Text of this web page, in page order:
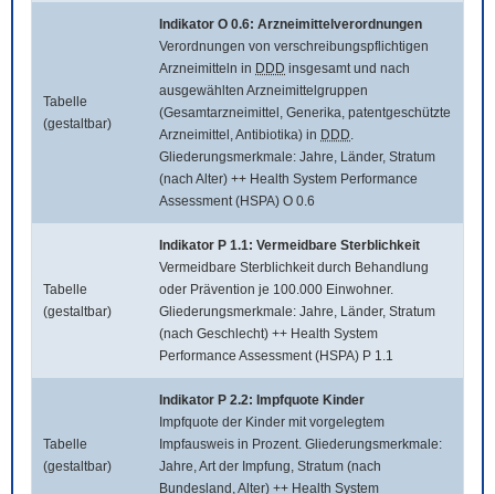
Tabelle
(gestaltbar)
Indikator O 0.6: Arzneimittelverordnungen
Verordnungen von verschreibungspflichtigen
Arzneimitteln in DDD insgesamt und nach
ausgewählten Arzneimittelgruppen
(Gesamtarzneimittel, Generika, patentgeschützte
Arzneimittel, Antibiotika) in DDD.
Gliederungsmerkmale: Jahre, Länder, Stratum
(nach Alter) ++ Health System Performance
Assessment (HSPA) O 0.6
Tabelle
(gestaltbar)
Indikator P 1.1: Vermeidbare Sterblichkeit
Vermeidbare Sterblichkeit durch Behandlung
oder Prävention je 100.000 Einwohner.
Gliederungsmerkmale: Jahre, Länder, Stratum
(nach Geschlecht) ++ Health System
Performance Assessment (HSPA) P 1.1
Tabelle
(gestaltbar)
Indikator P 2.2: Impfquote Kinder
Impfquote der Kinder mit vorgelegtem
Impfausweis in Prozent. Gliederungsmerkmale:
Jahre, Art der Impfung, Stratum (nach
Bundesland, Alter) ++ Health System